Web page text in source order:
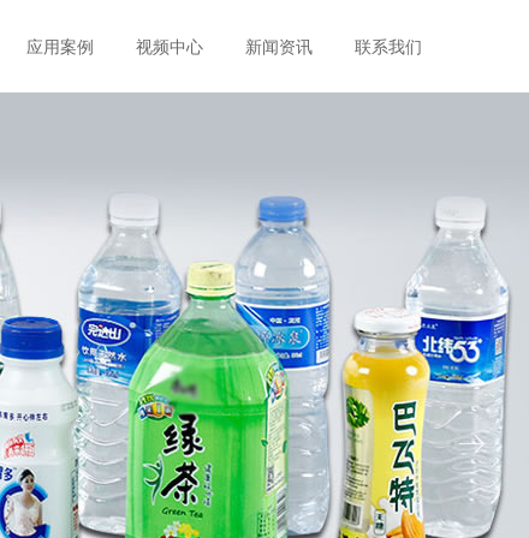
应用案例 视频中心 新闻资讯 联系我们
ꁹ